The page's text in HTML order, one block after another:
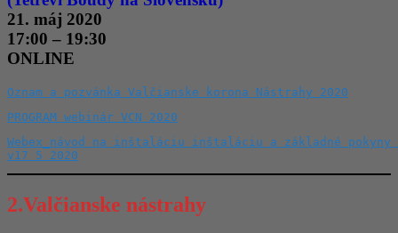
21. máj 2020
17:00 – 19:30
ONLINE
Oznam a pozvánka Valčianske korona Nástrahy 2020
PROGRAM webinár VCN 2020
Webex_návod na inštaláciu inštaláciu a základné pokyny
v17 5 2020
2.Valčianske nástrahy